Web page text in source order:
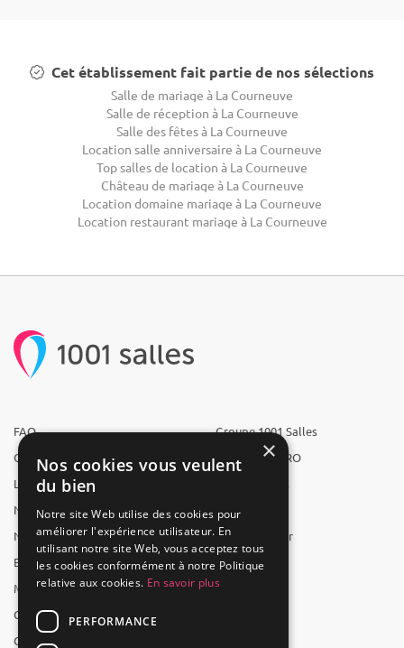
Cet établissement fait partie de nos sélections
Salle de mariage à La Courneuve
Salle de réception à La Courneuve
Salle des fêtes à La Courneuve
Location salle anniversaire à La Courneuve
Top salles de location à La Courneuve
Château de mariage à La Courneuve
Location domaine mariage à La Courneuve
Location restaurant mariage à La Courneuve
FAQ
Qui sommes-nous ?
L'équipe
Nous recrutons
Nos partenaires
Espace presse
Mentions légales
CGV
CGU
Groupe 1001 Salles
1001 Salles PRO
1001 Traiteurs
1001 Artistes
Reserverunbar
MP2
×
Nos cookies vous veulent
du bien
Notre site Web utilise des cookies pour
améliorer l'expérience utilisateur. En
utilisant notre site Web, vous acceptez tous
les cookies conformément à notre Politique
relative aux cookies. En savoir plus
PERFORMANCE